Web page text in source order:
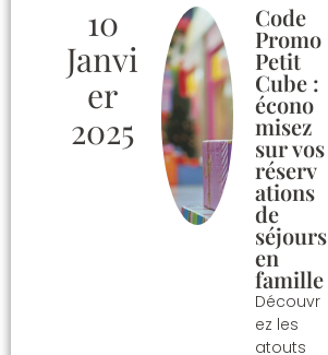
10
Janvi
Er
2025
Code
Promo
Petit
Cube :
écono
misez
sur vos
réserv
ations
de
séjours
en
famille
Découvr
ez les
atouts